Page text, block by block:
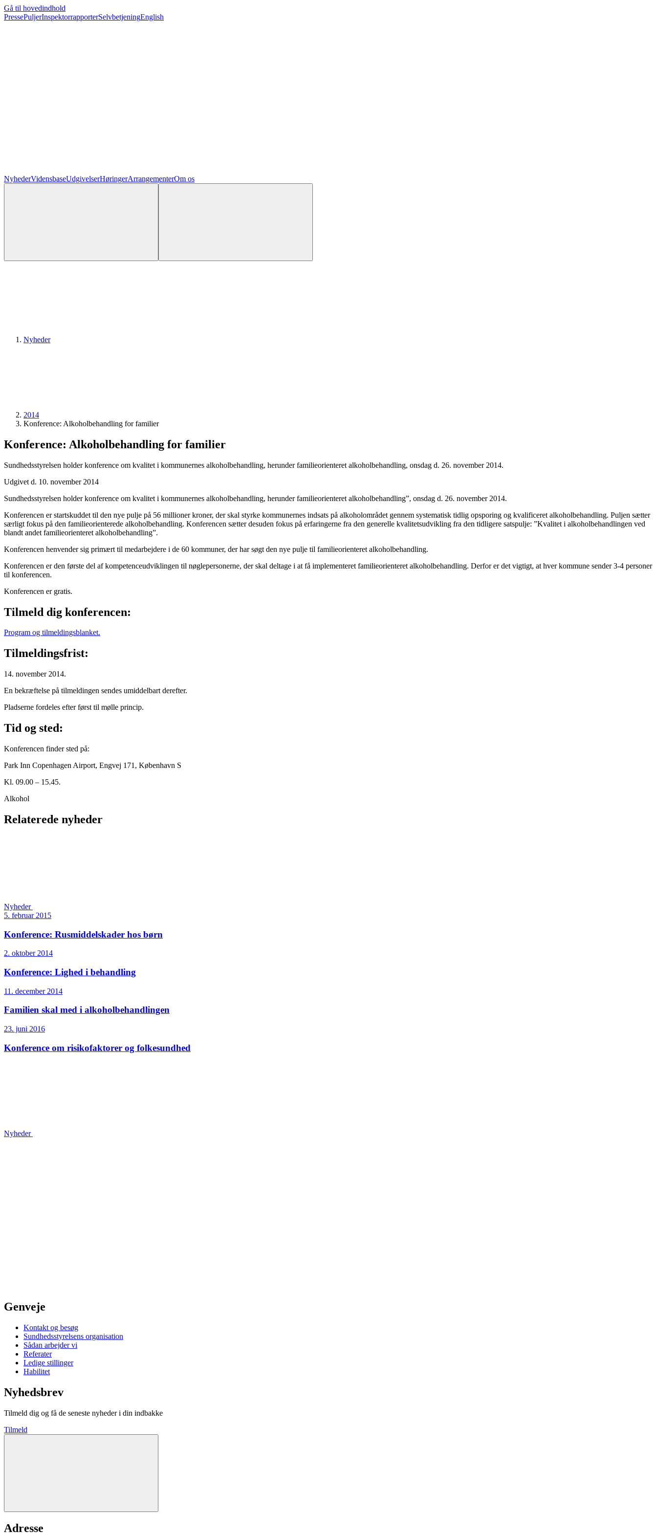
Gå til hovedindhold
PressePuljerInspektorrapporterSelvbetjeningEnglish
NyhederVidensbaseUdgivelserHøringerArrangementerOm os
Nyheder
2014
Konference: Alkoholbehandling for familier
Konference: Alkoholbehandling for familier
Sundhedsstyrelsen holder konference om kvalitet i kommunernes alkoholbehandling, herunder familieorienteret alkoholbehandling, onsdag d. 26. november 2014.
Udgivet d. 10. november 2014
Sundhedsstyrelsen holder konference om kvalitet i kommunernes alkoholbehandling, herunder familieorienteret alkoholbehandling”, onsdag d. 26. november 2014.
Konferencen er startskuddet til den nye pulje på 56 millioner kroner, der skal styrke kommunernes indsats på alkoholområdet gennem systematisk tidlig opsporing og kvalificeret alkoholbehandling. Puljen sætter
særligt fokus på den familieorienterede alkoholbehandling. Konferencen sætter desuden fokus på erfaringerne fra den generelle kvalitetsudvikling fra den tidligere satspulje: ”Kvalitet i alkoholbehandlingen ved
blandt andet familieorienteret alkoholbehandling”.
Konferencen henvender sig primært til medarbejdere i de 60 kommuner, der har søgt den nye pulje til familieorienteret alkoholbehandling.
Konferencen er den første del af kompetenceudviklingen til nøglepersonerne, der skal deltage i at få implementeret familieorienteret alkoholbehandling. Derfor er det vigtigt, at hver kommune sender 3-4 personer
til konferencen.
Konferencen er gratis.
Tilmeld dig konferencen:
Program og tilmeldingsblanket.
Tilmeldingsfrist:
14. november 2014.
En bekræftelse på tilmeldingen sendes umiddelbart derefter.
Pladserne fordeles efter først til mølle princip.
Tid og sted:
Konferencen finder sted på:
Park Inn Copenhagen Airport, Engvej 171, København S
Kl. 09.00 – 15.45.
Alkohol
Relaterede nyheder
Nyheder
5. februar 2015
Konference: Rusmiddelskader hos børn
2. oktober 2014
Konference: Lighed i behandling
11. december 2014
Familien skal med i alkoholbehandlingen
23. juni 2016
Konference om risikofaktorer og folkesundhed
Nyheder
Genveje
Kontakt og besøg
Sundhedsstyrelsens organisation
Sådan arbejder vi
Referater
Ledige stillinger
Habilitet
Nyhedsbrev
Tilmeld dig og få de seneste nyheder i din indbakke
Tilmeld
Adresse